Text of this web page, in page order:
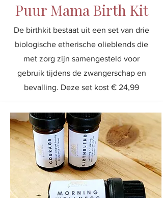
Puur Mama Birth Kit
De birthkit bestaat uit een set van drie
biologische etherische olieblends die
met zorg zijn samengesteld voor
gebruik tijdens de zwangerschap en
bevalling. Deze set kost € 24,99